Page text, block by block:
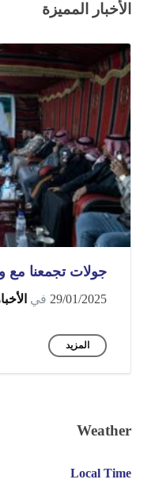
الأخبار المميزة
جولات تجمعنا مع
29/01/2025 في
المزيد
Weather
Local Time